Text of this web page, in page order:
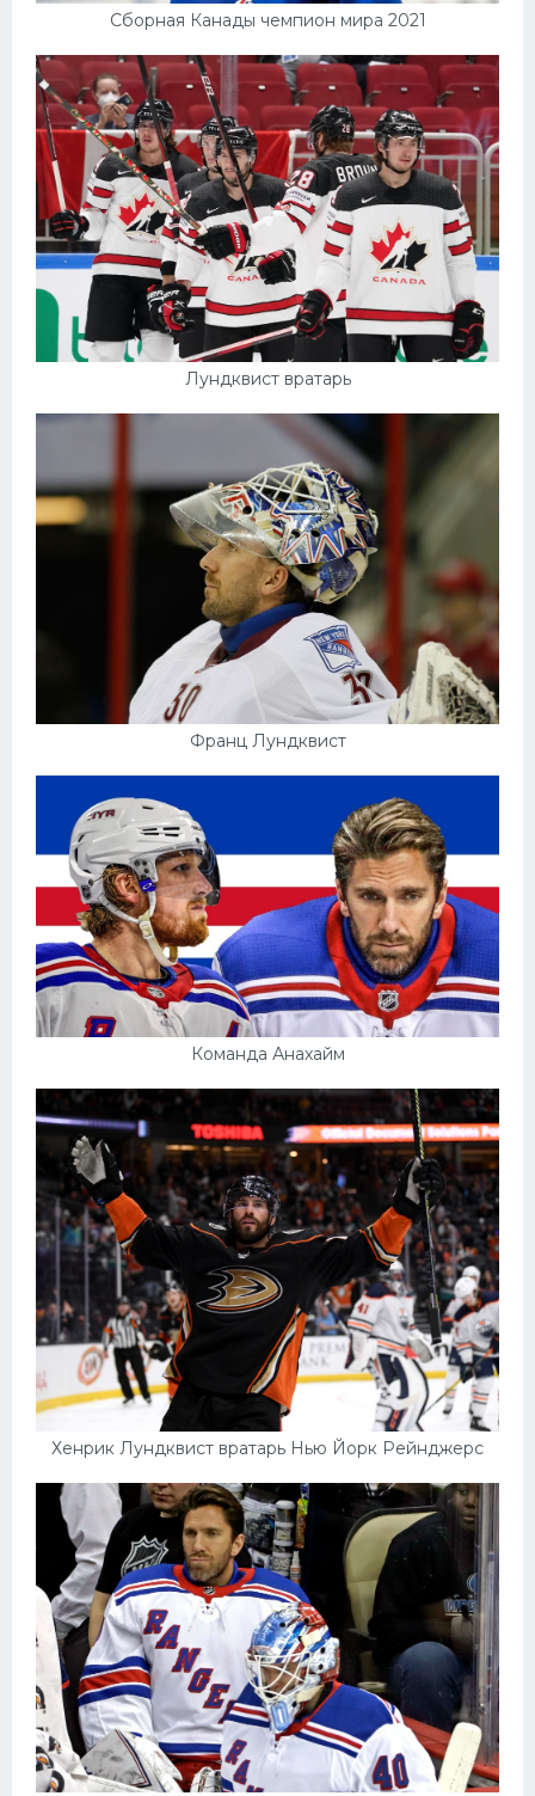
Сборная Канады чемпион мира 2021
Лундквист вратарь
Франц Лундквист
Команда Анахайм
Хенрик Лундквист вратарь Нью Йорк Рейнджерс